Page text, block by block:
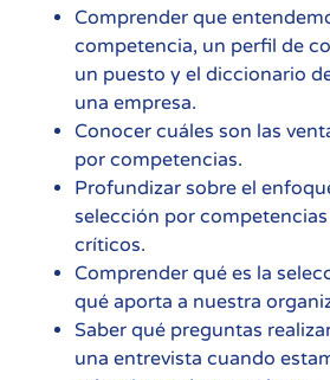
Comprender que
competencia, un perfil de
un puesto y el diccionario
una empresa.
Conocer cuáles son las
por competencias.
Profundizar sobre el
selección por
críticos.
Comprender qué es la
qué aporta a nuestra
Saber qué preguntas
una entrevista cuando